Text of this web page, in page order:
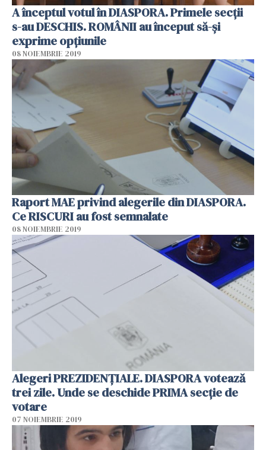
A începtul votul în DIASPORA. Primele secții
s-au DESCHIS. ROMÂNII au început să-și
exprime opțiunile
08 NOIEMBRIE 2019
Raport MAE privind alegerile din DIASPORA.
Ce RISCURI au fost semnalate
08 NOIEMBRIE 2019
Alegeri PREZIDENŢIALE. DIASPORA votează
trei zile. Unde se deschide PRIMA secţie de
votare
07 NOIEMBRIE 2019